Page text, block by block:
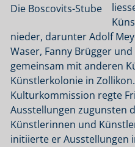
Die Boscovits-Stube
nieder, darunter Adolf
Waser, Fanny Brügger
gemeinsam mit anderen
Künstlerkolonie in
Kulturkommission regte
Ausstellungen zugunsten
Künstlerinnen und
initiierte er Ausstellungen